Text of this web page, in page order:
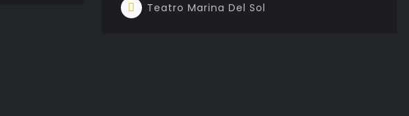
Teatro Marina Del Sol